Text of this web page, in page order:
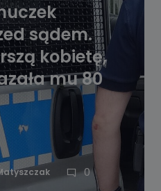
sądem.
kobietę,
mu 80
0